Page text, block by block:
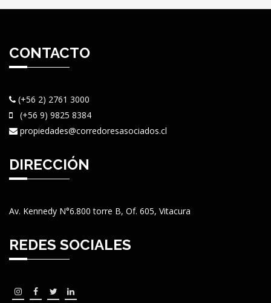
CONTACTO
(+56 2) 2761 3000
(+56 9) 9825 8384
propiedades@corredoresasociados.cl
DIRECCIÓN
Av. Kennedy N°6.800 torre B, Of. 605, Vitacura
REDES SOCIALES